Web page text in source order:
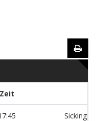
Zeit